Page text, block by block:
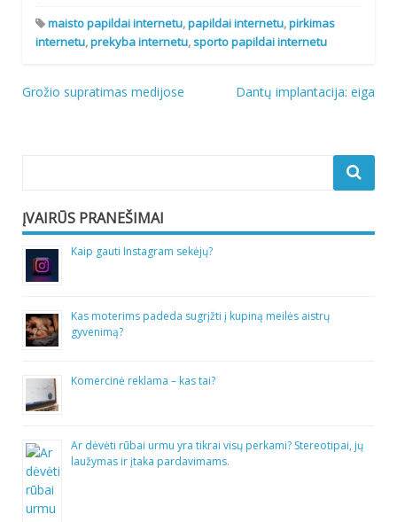
maisto papildai internetu,papildai internetu,pirkimas
internetu,prekyba internetu,sporto papildai internetu
Navigacija
Grožio supratimas medijose Dantų implantacija: eiga
ĮVAIRŪS PRANEŠIMAI
Kaip gauti Instagram sekėjų?
Kas moterims padeda sugrįžti į kupiną meilės aistrų
gyvenimą?
Komercinė reklama – kas tai?
Ar dėvėti rūbai urmu yra tikrai visų perkami? Stereotipai, jų
laužymas ir įtaka pardavimams.